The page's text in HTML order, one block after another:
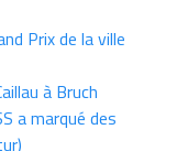
Prix de la ville
à Bruch
a marqué des